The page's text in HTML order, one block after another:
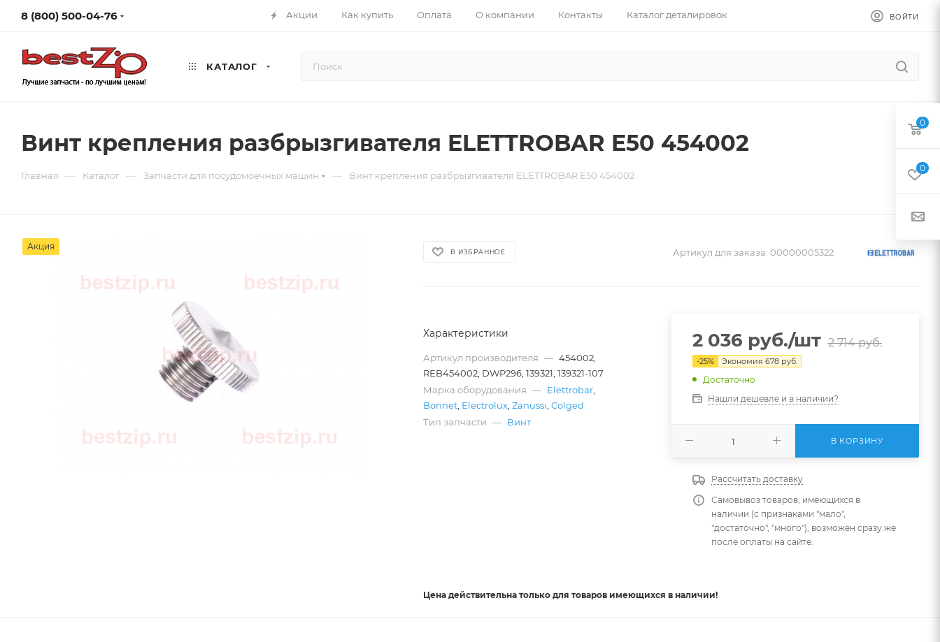
8 (800) 500-04-76 Акции Как купить Оплата О компании Контакты Каталог деталировок ВОЙТИ
КАТАЛОГ
Винт крепления разбрызгивателя ELETTROBAR E50 454002
Главная — Каталог — Запчасти для посудомоечных машин — Винт крепления разбрызгивателя ELETTROBAR E50 454002
Акция
В ИЗБРАННОЕ Артикул для заказа: 00000005322
Характеристики
Артикул производителя — 454002,
REB454002, DWP296, 139321, 139321-107
Марка оборудования — Elettrobar
Bonnet Electrolux ,Zanussi ,Colged
Тип запчасти — Винт
2 036 руб./шт 2 714руб.
-25% Экономия 678руб.
Достаточно
Нашли дешевле и в наличии?
В КОРЗИНУ
Рассчитать доставку
Самовывоз товаров, имеющихся в
наличии (с признаками "мало",
"достаточно", "много"), возможен сразу же
после оплаты на сайте.
Цена действительна только для товаров имеющихся в наличии!
0
0